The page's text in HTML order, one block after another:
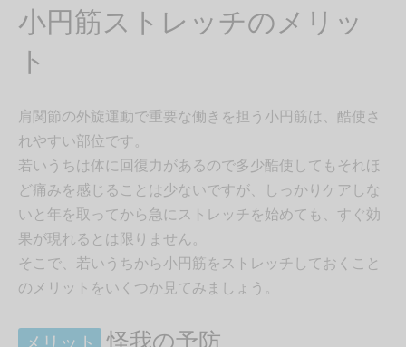
小円筋ストレッチのメリッ
ト
肩関節の外旋運動で重要な働きを担う小円筋は、酷使さ
れやすい部位です。
若いうちは体に回復力があるので多少酷使してもそれほ
ど痛みを感じることは少ないですが、しっかりケアしな
いと年を取ってから急にストレッチを始めても、すぐ効
果が現れるとは限りません。
そこで、若いうちから小円筋をストレッチしておくこと
のメリットをいくつか見てみましょう。
怪我の予防